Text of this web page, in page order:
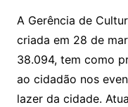
A Gerência de
criada em 28 de
38.094, tem como
ao cidadão nos
lazer da cidade.